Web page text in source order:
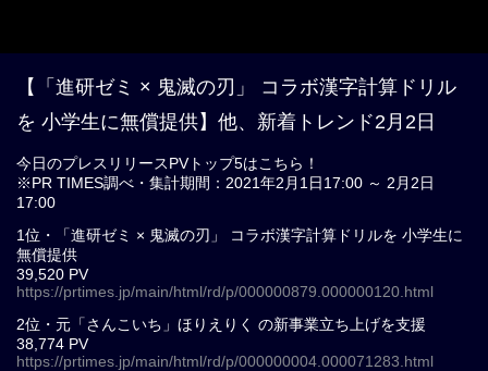
【「進研ゼミ × 鬼滅の刃」 コラボ漢字計算ドリル
を 小学生に無償提供】他、新着トレンド2月2日
今日のプレスリリースPVトップ5はこちら！
※PR TIMES調べ・集計期間：2021年2月1日17:00 ～ 2月2日
17:00
1位・「進研ゼミ × 鬼滅の刃」 コラボ漢字計算ドリルを 小学生に
無償提供
39,520 PV
https://prtimes.jp/main/html/rd/p/000000879.000000120.html
2位・元「さんこいち」ほりえりく の新事業立ち上げを支援
38,774 PV
https://prtimes.jp/main/html/rd/p/000000004.000071283.html